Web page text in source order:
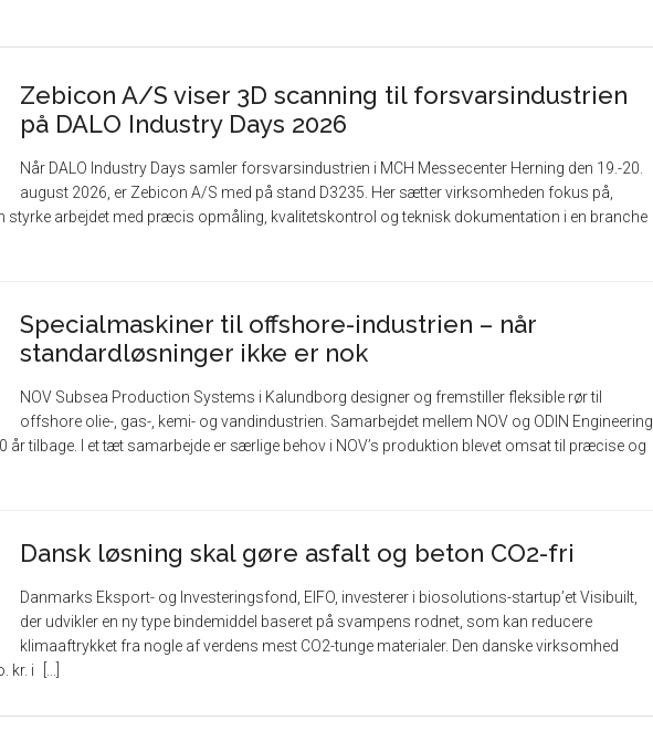
Zebicon A/S viser 3D scanning til forsvarsindustrien
på DALO Industry Days 2026
Når DALO Industry Days samler forsvarsindustrien i MCH Messecenter Herning den 19.-20.
august 2026, er Zebicon A/S med på stand D3235. Her sætter virksomheden fokus på,
styrke arbejdet med præcis opmåling, kvalitetskontrol og teknisk dokumentation i en branche
Specialmaskiner til offshore-industrien – når
standardløsninger ikke er nok
NOV Subsea Production Systems i Kalundborg designer og fremstiller fleksible rør til
offshore olie-, gas-, kemi- og vandindustrien. Samarbejdet mellem NOV og ODIN Engineering
år tilbage. I et tæt samarbejde er særlige behov i NOV’s produktion blevet omsat til præcise og
Dansk løsning skal gøre asfalt og beton CO2-fri
Danmarks Eksport- og Investeringsfond, EIFO, investerer i biosolutions-startup’et Visibuilt,
der udvikler en ny type bindemiddel baseret på svampens rodnet, som kan reducere
klimaaftrykket fra nogle af verdens mest CO2-tunge materialer. Den danske virksomhed
kr. i